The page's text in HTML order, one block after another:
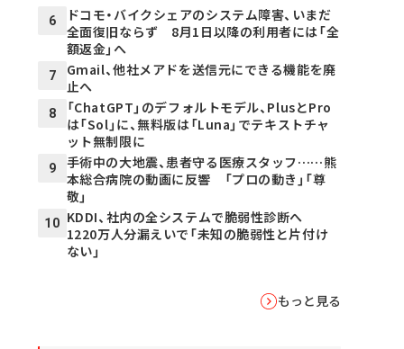
6
ドコモ・バイクシェアのシステム障害、いまだ
全面復旧ならず 8月1日以降の利用者には「全
額返金」へ
7
Gmail、他社メアドを送信元にできる機能を廃
止へ
8
「ChatGPT」のデフォルトモデル、PlusとPro
は「Sol」に、無料版は「Luna」でテキストチャ
ット無制限に
9
手術中の大地震、患者守る医療スタッフ……熊
本総合病院の動画に反響 「プロの動き」「尊
敬」
10 KDDI、社内の全システムで脆弱性診断へ
1220万人分漏えいで「未知の脆弱性と片付け
ない」
もっと見る